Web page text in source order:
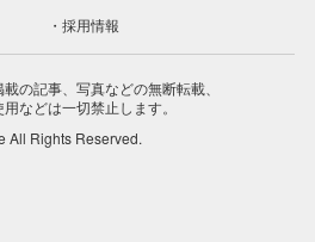
採用情報
の記事、写真などの無断転載、
などは一切禁止します。
All Rights Reserved.